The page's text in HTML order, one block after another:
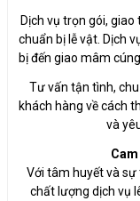
Dịch vụ trọn gói, giao
chuẩn bị lễ vật. Dịch
bị đến giao mâm
Tư vấn tận tình,
khách hàng về cách
và
Với tâm huyết và
chất lượng dịch vụ